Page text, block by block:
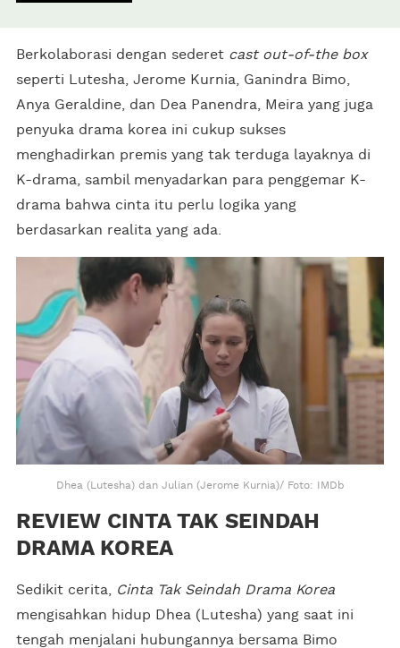
Berkolaborasi dengan sederet cast out-of-the box
seperti Lutesha, Jerome Kurnia, Ganindra Bimo,
Anya Geraldine, dan Dea Panendra, Meira yang juga
penyuka drama korea ini cukup sukses
menghadirkan premis yang tak terduga layaknya di
K-drama, sambil menyadarkan para penggemar K-
drama bahwa cinta itu perlu logika yang
berdasarkan realita yang ada.
Dhea (Lutesha) dan Julian (Jerome Kurnia)/ Foto: IMDb
REVIEW CINTA TAK SEINDAH
DRAMA KOREA
Sedikit cerita,
Cinta Tak Seindah Drama Korea
mengisahkan hidup Dhea (Lutesha) yang saat ini
tengah menjalani hubungannya bersama Bimo